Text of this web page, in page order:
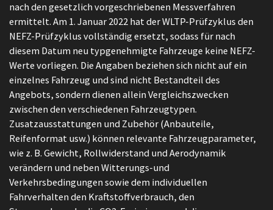
nach den gesetzlich vorgeschriebenen Messverfahren
ermittelt. Am 1. Januar 2022 hat der WLTP-Prüfzyklus den
NEFZ-Prüfzyklus vollständig ersetzt, sodass für nach
diesem Datum neu typgenehmigte Fahrzeuge keine NEFZ-
Werte vorliegen. Die Angaben beziehen sich nicht auf ein
einzelnes Fahrzeug und sind nicht Bestandteil des
Angebots, sondern dienen allein Vergleichszwecken
zwischen den verschiedenen Fahrzeugtypen.
Zusatzausstattungen und Zubehör (Anbauteile,
Reifenformat usw.) können relevante Fahrzeugparameter,
wie z. B. Gewicht, Rollwiderstand und Aerodynamik
verändern und neben Witterungs-und
Verkehrsbedingungen sowie dem individuellen
Fahrverhalten den Kraftstoffverbrauch, den